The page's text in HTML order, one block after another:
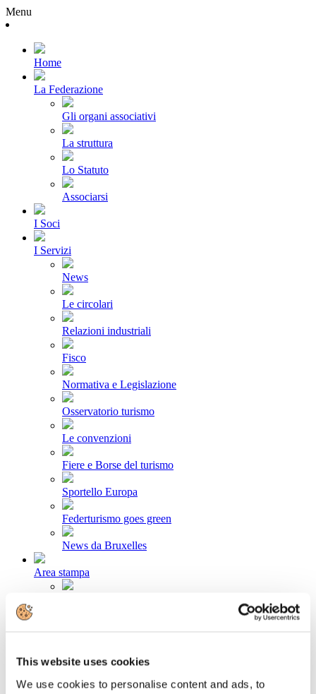
This website uses cookies
We use cookies to personalise content and ads, to
Menu
Home
La Federazione
Gli organi associativi
La struttura
Lo Statuto
Associarsi
I Soci
I Servizi
News
Le circolari
Relazioni industriali
Fisco
Normativa e Legislazione
Osservatorio turismo
Le convenzioni
Fiere e Borse del turismo
Sportello Europa
Federturismo goes green
News da Bruxelles
Area stampa
Articoli e Interviste